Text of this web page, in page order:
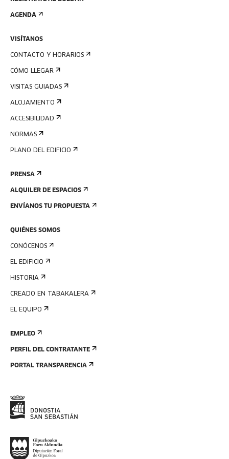
AGENDA
VISÍTANOS
CONTACTO Y HORARIOS
CÓMO LLEGAR
VISITAS GUIADAS
ALOJAMIENTO
ACCESIBILIDAD
NORMAS
PLANO DEL EDIFICIO
PRENSA
ALQUILER DE ESPACIOS
ENVÍANOS TU PROPUESTA
QUIÉNES SOMOS
CONÓCENOS
EL EDIFICIO
HISTORIA
CREADO EN TABAKALERA
EL EQUIPO
EMPLEO
PERFIL DEL CONTRATANTE
PORTAL TRANSPARENCIA